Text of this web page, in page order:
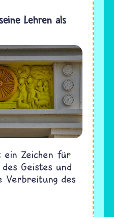
Lehren als
ein Zeichen für
Geistes und
Verbreitung des